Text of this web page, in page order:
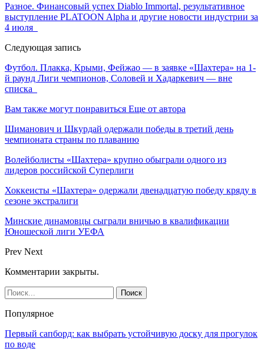
Разное. Финансовый успех Diablo Immortal, результативное
выступление PLATOON Alpha и другие новости индустрии за
4 июля
Следующая запись
Футбол. Плакка, Крыми, Фейжао — в заявке «Шахтера» на 1-
й раунд Лиги чемпионов, Соловей и Хадаркевич — вне
списка
Вам также могут понравиться Еще от автора
Шиманович и Шкурдай одержали победы в третий день
чемпионата страны по плаванию
Волейболисты «Шахтера» крупно обыграли одного из
лидеров российской Суперлиги
Хоккеисты «Шахтера» одержали двенадцатую победу кряду в
сезоне экстралиги
Минские динамовцы сыграли вничью в квалификации
Юношеской лиги УЕФА
Prev Next
Комментарии закрыты.
Популярное
Первый сапборд: как выбрать устойчивую доску для прогулок
по воде